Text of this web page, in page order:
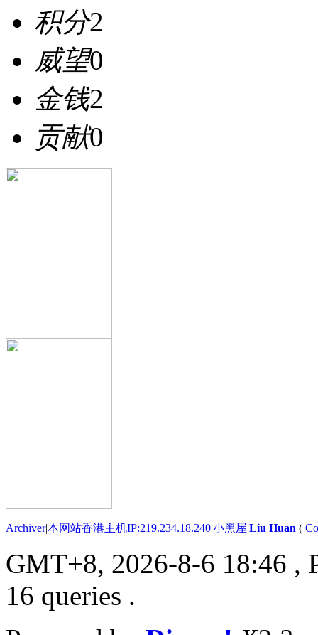
积分2
威望0
金钱2
贡献0
Archiver|本网站香港主机IP:219.234.18.240|小黑屋|Liu Huan (
GMT+8, 2026-8-6 18:46 ,
16 queries .